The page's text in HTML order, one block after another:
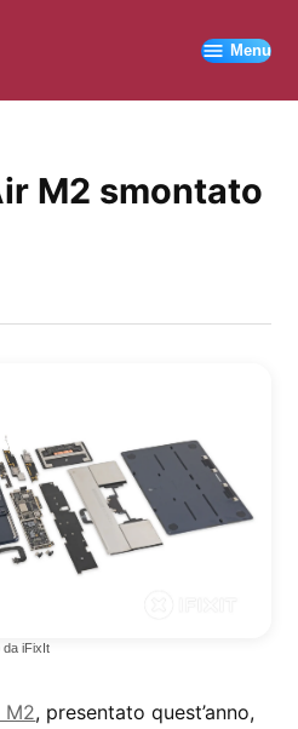
Menu
M2 smontato
da iFixIt
M2, presentato quest’anno,